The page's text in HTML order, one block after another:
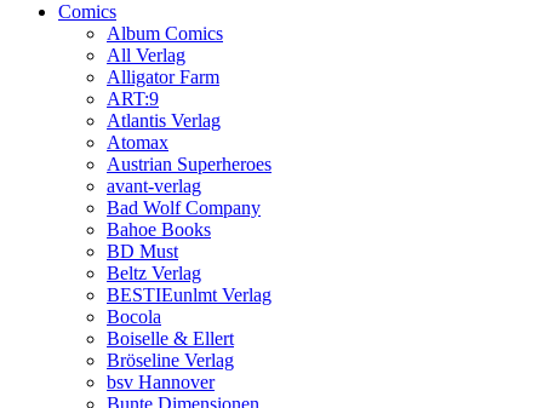
Comics
Album Comics
All Verlag
Alligator Farm
ART:9
Atlantis Verlag
Atomax
Austrian Superheroes
avant-verlag
Bad Wolf Company
Bahoe Books
BD Must
Beltz Verlag
BESTIEunlmt Verlag
Bocola
Boiselle & Ellert
Bröseline Verlag
bsv Hannover
Bunte Dimensionen